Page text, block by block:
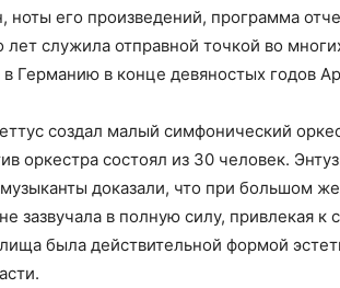
ноты его произведений, программа
лет служила отправной точкой во
в Германию в конце девяностых годов
создал малый симфонический
оркестра состоял из 30 человек.
доказали, что при большом
зазвучала в полную силу, привлекая
была действительной формой